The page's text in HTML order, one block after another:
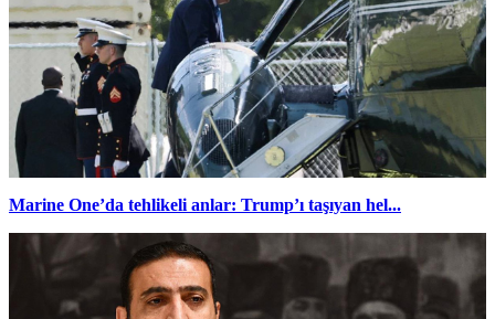
Marine One’da tehlikeli anlar: Trump’ı taşıyan hel...